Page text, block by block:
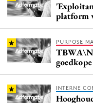
platform
PURPOSE
INTERNE